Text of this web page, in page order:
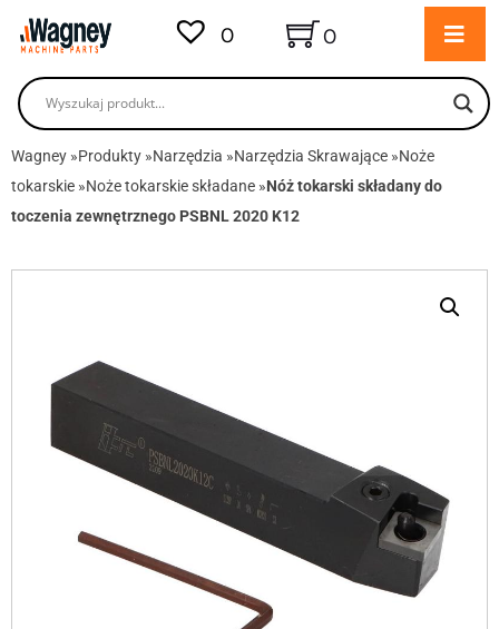
0 0
Wagney »Produkty »Narzędzia »Narzędzia Skrawające »Noże
tokarskie »Noże tokarskie składane »Nóż tokarski składany do
toczenia zewnętrznego PSBNL 2020 K12